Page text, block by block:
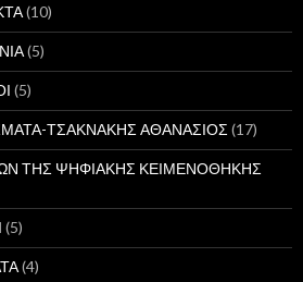
(10)
(5)
(5)
ΤΣΑΚΝΑΚΗΣ ΑΘΑΝΑΣΙΟΣ (17)
ΤΗΣ ΨΗΦΙΑΚΗΣ ΚΕΙΜΕΝΟΘΗΚΗΣ
(5)
(4)